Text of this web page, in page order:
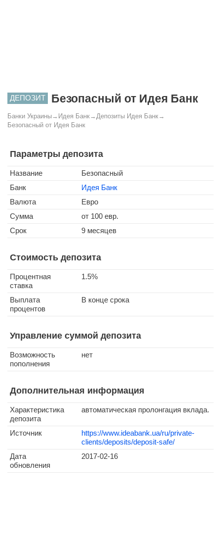
ДЕПОЗИТ Безопасный от Идея Банк
Банки Украины→ Идея Банк→ Депозиты Идея Банк→
Безопасный от Идея Банк
Параметры депозита
Название
Безопасный
Банк
Идея Банк
Валюта
Евро
Сумма
от 100 евр.
Срок
9 месяцев
Стоимость депозита
Процентная
ставка
1.5%
Выплата
процентов
В конце срока
Управление суммой депозита
Возможность
пополнения
нет
Дополнительная информация
Характеристика
депозита
автоматическая пролонгация вклада.
Источник
https://www.ideabank.ua/ru/private-
clients/deposits/deposit-safe/
Дата
обновления
2017-02-16